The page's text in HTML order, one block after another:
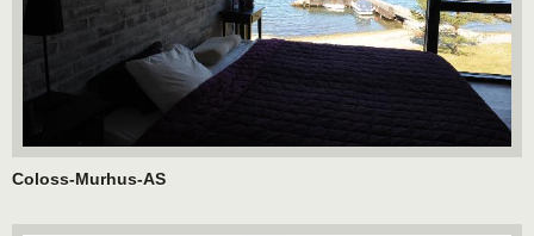
Coloss-Murhus-AS